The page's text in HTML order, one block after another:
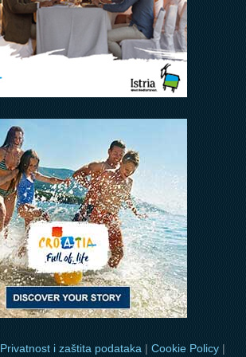
Privatnost i zaštita podataka | Cookie Policy|